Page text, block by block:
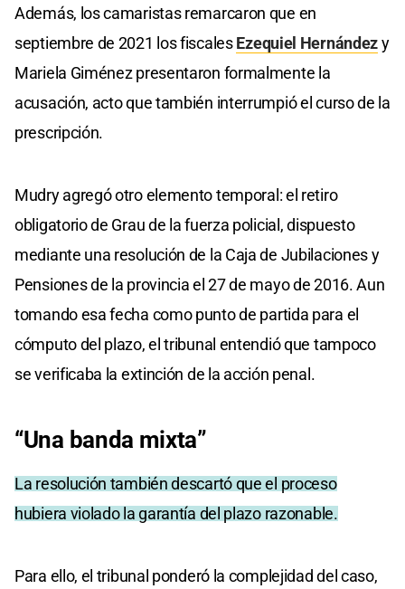
Además, los camaristas remarcaron que en
septiembre de 2021 los fiscalesEzequiel Hernándezy
Mariela Giménez presentaron formalmente la
acusación, acto que también interrumpió el curso de la
prescripción.
Mudry agregó otro elemento temporal: el retiro
obligatorio de Grau de la fuerza policial, dispuesto
mediante una resolución de la Caja de Jubilaciones y
Pensiones de la provincia el 27 de mayo de 2016. Aun
tomando esa fecha como punto de partida para el
cómputo del plazo, el tribunal entendió que tampoco
se verificaba la extinción de la acción penal.
“Una banda mixta”
La resolución también descartó que el proceso
hubiera violado la garantía del plazo razonable.
Para ello, el tribunal ponderó la complejidad del caso,